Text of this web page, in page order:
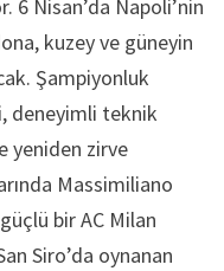
6 Nisan’da Napoli’nin
kuzey ve güneyin
Şampiyonluk
deneyimli teknik
yeniden zirve
Massimiliano
bir AC Milan
Siro’da oynanan